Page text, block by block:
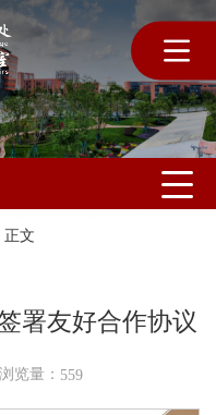
正文
署友好合作协议
浏览量： 559